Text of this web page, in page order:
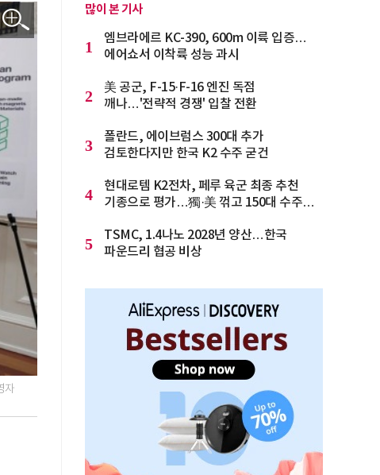
자
많이 본 기사
1
엠브라에르 KC-390, 600m 이륙 입증…
에어쇼서 이착륙 성능 과시
2
美 공군, F-15·F-16 엔진 독점
깨나…'전략적 경쟁' 입찰 전환
3
폴란드, 에이브럼스 300대 추가
검토한다지만 한국 K2 수주 굳건
4
현대로템 K2전차, 페루 육군 최종 추천
기종으로 평가…獨·美 꺾고 150대 수주
5
TSMC, 1.4나노 2028년 양산…한국
파운드리 협공 비상